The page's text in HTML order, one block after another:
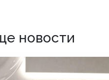
новости